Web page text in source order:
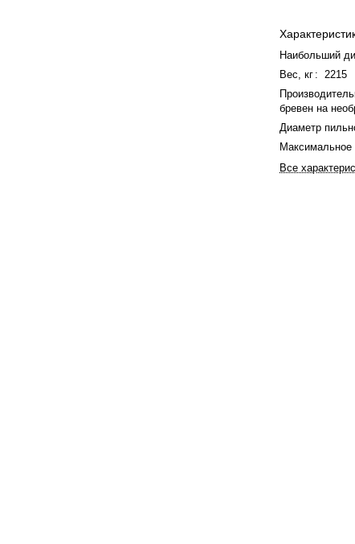
Наибольший
Вес, кг :
2215
бревен на
Диаметр
Максимальное
Все